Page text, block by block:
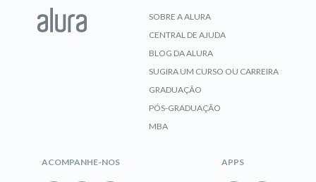
SOBRE A ALURA
CENTRAL DE AJUDA
BLOG DA ALURA
SUGIRA UM CURSO OU CARREIRA
GRADUAÇÃO
PÓS-GRADUAÇÃO
MBA
ACOMPANHE-NOS APPS